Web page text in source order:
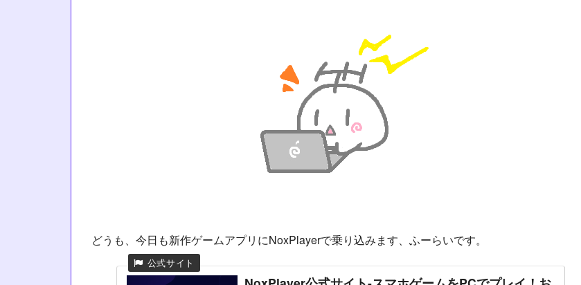
どうも、今日も新作ゲームアプリにNoxPlayerで乗り込みます、ふーらいです。